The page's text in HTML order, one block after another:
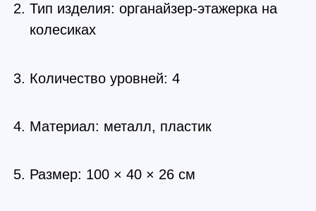
Тип изделия: органайзер-этажерка на
колесиках
Количество уровней: 4
Материал: металл, пластик
Размер: 100 × 40 × 26 см